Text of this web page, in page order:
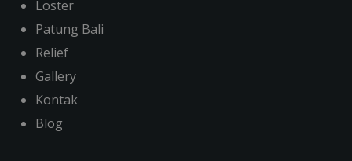
Loster
Patung Bali
Relief
Gallery
Kontak
Blog